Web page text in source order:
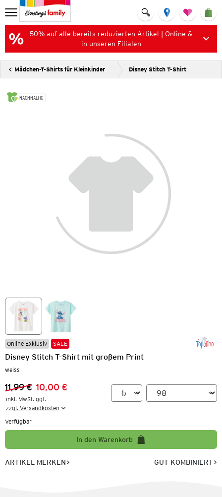
50% auf alle bereits reduzierten Artikel | Online &
in unseren Filialen
Mädchen-T-Shirts für Kleinkinder Disney Stitch T-Shirt
NACHHALTIG
Online Exklusiv SALE
Disney Stitch T-Shirt mit großem Print
weiss
Vorheriger Preis:
11,99 €
Neuer Preis:
10,00 €
inkl. MwSt. ggf.
zzgl. Versandkosten
Verfügbar
In den Warenkorb
ARTIKEL MERKEN GUT KOMBINIERT